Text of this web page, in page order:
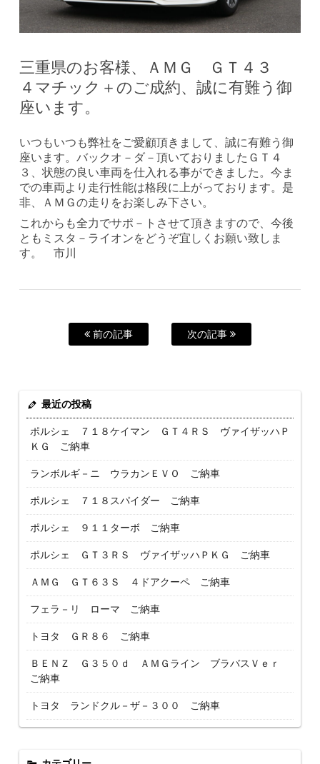
三重県のお客様、ＡＭＧ ＧＴ４３
４マチック＋のご成約、誠に有難う御
座います。
いつもいつも弊社をご愛顧頂きまして、誠に有難う御
座います。バックオ－ダ－頂いておりましたＧＴ４
３、状態の良い車両を仕入れる事ができました。今ま
での車両より走行性能は格段に上がっております。是
非、ＡＭＧの走りをお楽しみ下さい。
これからも全力でサポ－トさせて頂きますので、今後
ともミスタ－ライオンをどうぞ宜しくお願い致しま
す。 市川
前の記事 次の記事
最近の投稿
ポルシェ ７１８ケイマン ＧＴ４ＲＳ ヴァイザッハＰ
ＫＧ ご納車
ランボルギ－ニ ウラカンＥＶＯ ご納車
ポルシェ ７１８スパイダー ご納車
ポルシェ ９１１ターボ ご納車
ポルシェ ＧＴ３ＲＳ ヴァイザッハＰＫＧ ご納車
ＡＭＧ ＧＴ６３Ｓ ４ドアクーペ ご納車
フェラ－リ ローマ ご納車
トヨタ ＧＲ８６ ご納車
ＢＥＮＺ Ｇ３５０ｄ ＡＭＧライン ブラバスＶｅｒ
ご納車
トヨタ ランドクル－ザ－３００ ご納車